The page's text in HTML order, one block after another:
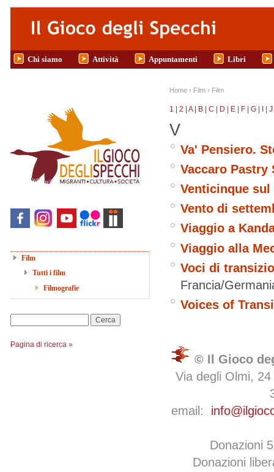
Salta al contenuto principale
Chi siamo Attività Appuntamenti Libri
Film
Tutti i film
Filmografie
Pagina di ricerca »
Tu sei qui
Home › Film › Film
1 | 2 | A | B | C | D | E | F | G | I | J
V
Va' Pensiero.
Vaccaro Pastry
Venticinque
Vento di
Viaggio a
Viaggio alla
Voci di
Francia/
Voices of
© Il Gioco
Via degli Olmi,
email:
Donazioni
Donazioni